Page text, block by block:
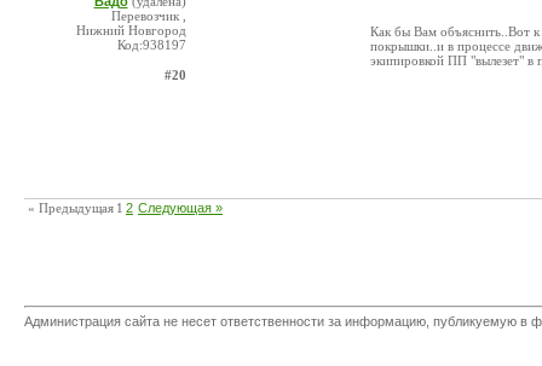
Перевозчик ,
Нижний Новгород
Код:938197
#20
Как бы Вам объяснить..Вот к
покрышки..и в процессе
экипировкой ПП "вылезет"
« Предыдущая 1 2 Следующая »
Администрация сайта не несет ответственности за информацию, публикуемую